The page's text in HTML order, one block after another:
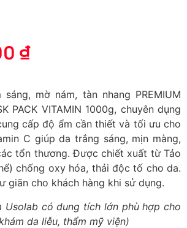
₫
mờ nám, tàn nhang PREMIUM
PACK VITAMIN 1000g, chuyên dụng
cấp độ ẩm cần thiết và tối ưu cho
C giúp da trắng sáng, mịn màng,
tổn thương. Được chiết xuất từ Tảo
chống oxy hóa, thải độc tố cho da.
giãn cho khách hàng khi sử dụng.
Usolab có dung tích lớn phù hợp cho
da liễu, thẩm mỹ viện)